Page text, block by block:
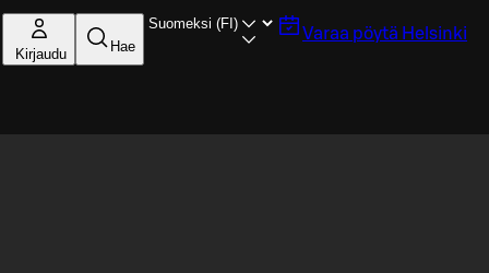
Kirjaudu Hae
Varaa pöytä Helsinki